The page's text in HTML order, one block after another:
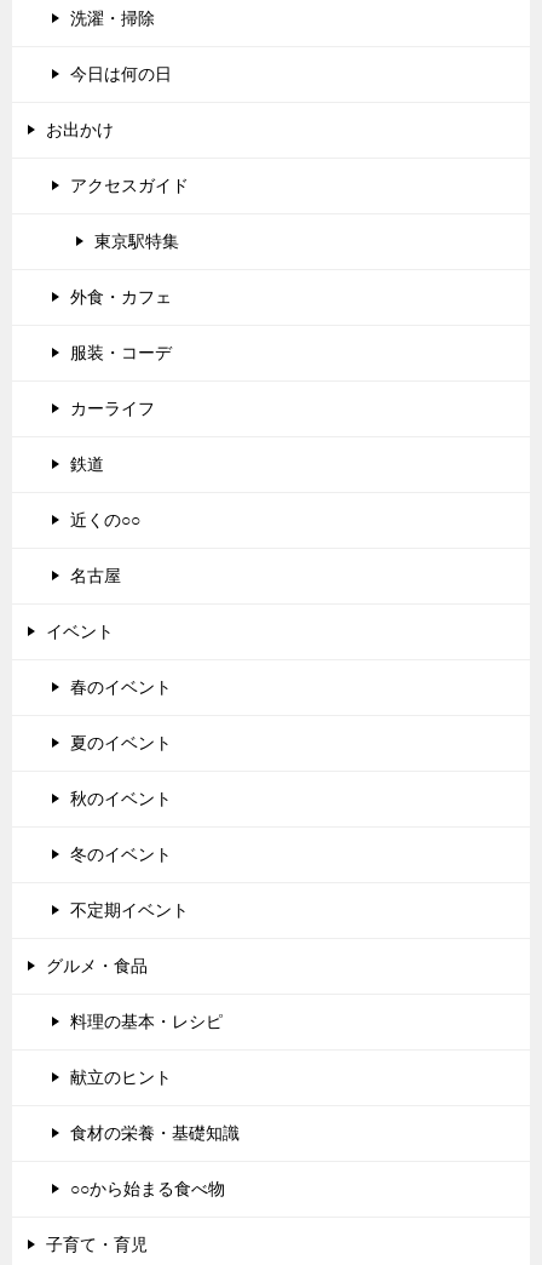
洗濯・掃除
今日は何の日
お出かけ
アクセスガイド
東京駅特集
外食・カフェ
服装・コーデ
カーライフ
鉄道
近くの○○
名古屋
イベント
春のイベント
夏のイベント
秋のイベント
冬のイベント
不定期イベント
グルメ・食品
料理の基本・レシピ
献立のヒント
食材の栄養・基礎知識
○○から始まる食べ物
子育て・育児